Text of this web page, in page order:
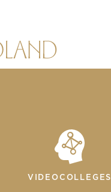
VIDEOCOLLEGES